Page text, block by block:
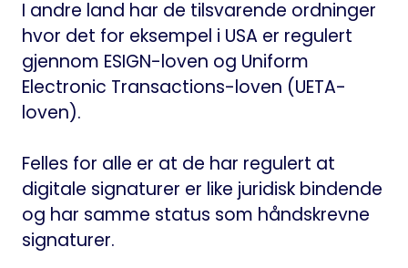
I andre land har de tilsvarende ordninger
hvor det for eksempel i USA er regulert
gjennom ESIGN-loven og Uniform
Electronic Transactions-loven (UETA-
loven).
Felles for alle er at de har regulert at
digitale signaturer er like juridisk bindende
og har samme status som håndskrevne
signaturer.